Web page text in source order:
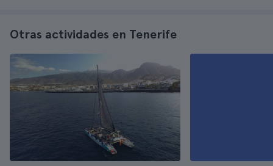
Otras actividades en Tenerife